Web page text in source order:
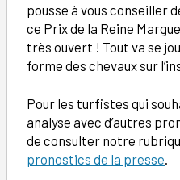
pousse à vous conseiller
ce Prix de la Reine
très ouvert ! Tout va se
forme des chevaux sur
Pour les turfistes qui
analyse avec d’autres
de consulter notre
pronostics de la presse